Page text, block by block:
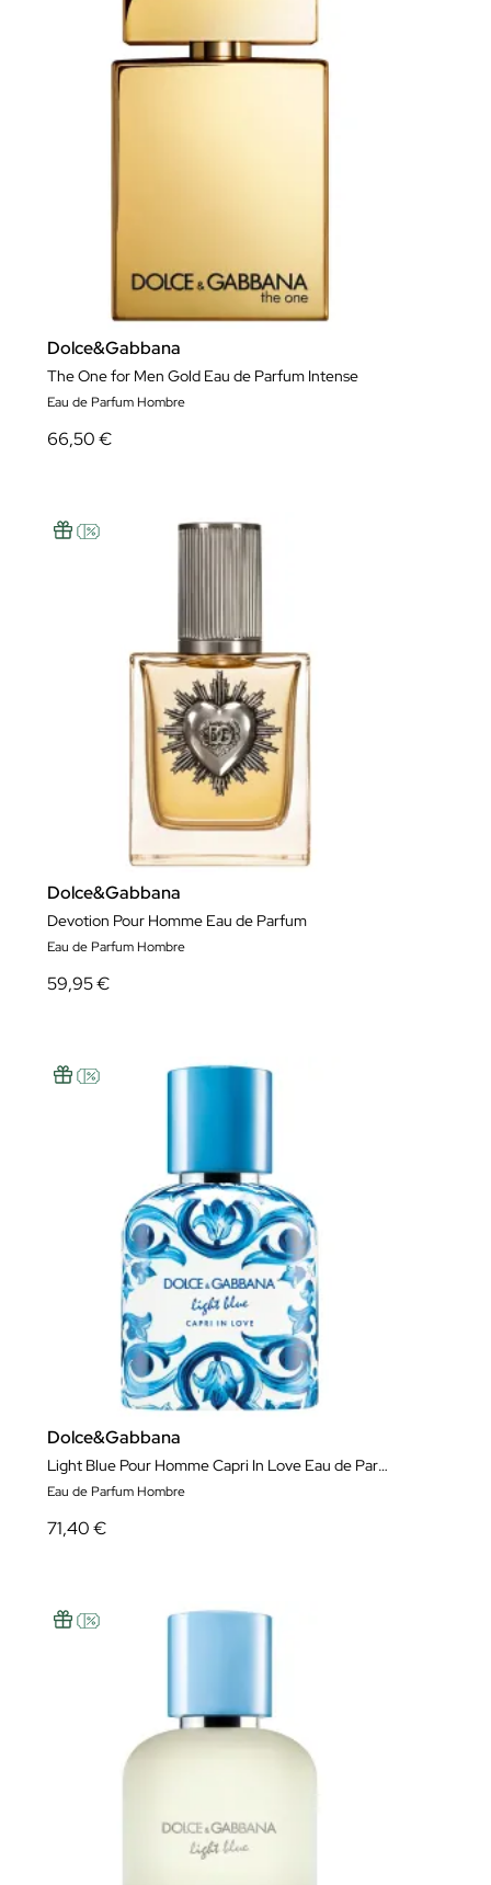
Dolce&Gabbana
The One for Men Gold Eau de Parfum Intense
Eau de Parfum Hombre
66,50 €
Dolce&Gabbana
Devotion Pour Homme Eau de Parfum
Eau de Parfum Hombre
59,95 €
Dolce&Gabbana
Light Blue Pour Homme Capri In Love Eau de Parfum Edición Limitada
Eau de Parfum Hombre
71,40 €